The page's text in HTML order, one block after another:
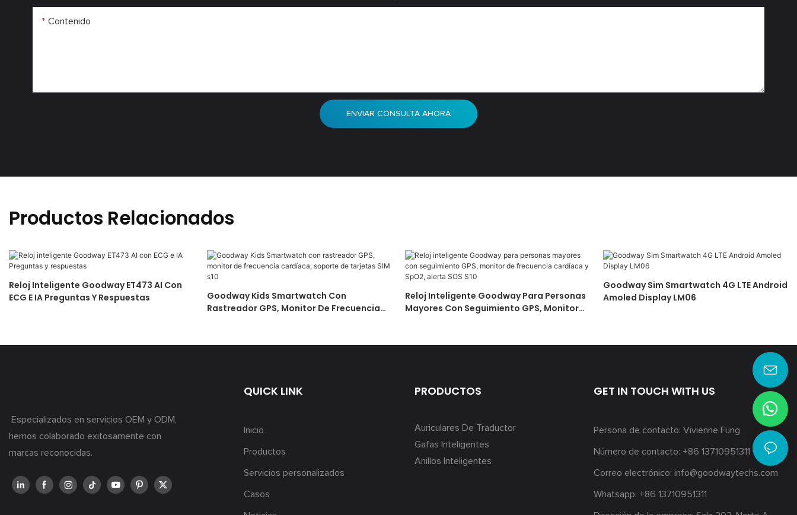
Contenido
ENVIAR CONSULTA AHORA
Productos Relacionados
Reloj Inteligente Goodway ET473 AI Con
ECG E IA Preguntas Y Respuestas
Goodway Kids Smartwatch Con
Rastreador GPS, Monitor De Frecuencia
Reloj Inteligente Goodway Para Personas
Mayores Con Seguimiento GPS, Monitor
Goodway Sim Smartwatch 4G LTE Android
Amoled Display LM06
Especializados en servicios OEM y ODM,
hemos colaborado exitosamente con
marcas reconocidas.
QUICK LINK
Inicio
Productos
Servicios personalizados
Casos
PRODUCTOS
Auriculares De Traductor
Gafas Inteligentes
Anillos Inteligentes
GET IN TOUCH WITH US
Persona de contacto: Vivienne Fung
Número de contacto: +86 13710951311
Correo electrónico: info@goodwaytechs.com
Whatsapp: +86 13710951311